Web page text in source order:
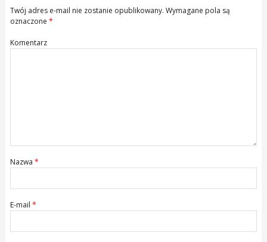
Twój adres e-mail nie zostanie opublikowany. Wymagane pola są
oznaczone *
Komentarz
Nazwa *
E-mail *